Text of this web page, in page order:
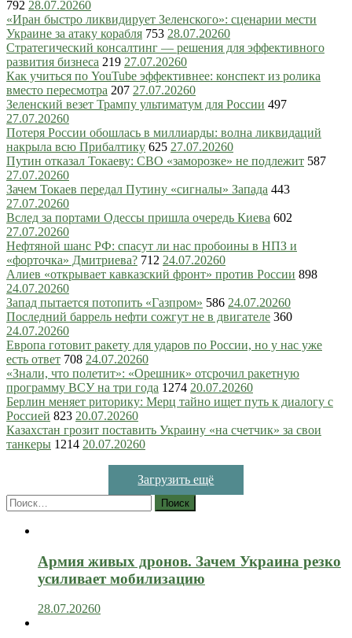
792 28.07.20260
«Иран быстро ликвидирует Зеленского»: сценарии мести
Украине за атаку корабля 753 28.07.20260
Стратегический консалтинг — решения для эффективного
развития бизнеса 219 27.07.20260
Как учиться по YouTube эффективнее: конспект из ролика
вместо пересмотра 207 27.07.20260
Зеленский везет Трампу ультиматум для России 497
27.07.20260
Потеря России обошлась в миллиарды: волна ликвидаций
накрыла всю Прибалтику 625 27.07.20260
Путин отказал Токаеву: СВО «заморозке» не подлежит 587
27.07.20260
Зачем Токаев передал Путину «сигналы» Запада 443
27.07.20260
Вслед за портами Одессы пришла очередь Киева 602
27.07.20260
Нефтяной шанс РФ: спасут ли нас пробоины в НПЗ и
«форточка» Дмитриева? 712 24.07.20260
Алиев «открывает кавказский фронт» против России 898
24.07.20260
Запад пытается потопить «Газпром» 586 24.07.20260
Последний баррель нефти сожгут не в двигателе 360
24.07.20260
Европа готовит ракету для ударов по России, но у нас уже
есть ответ 708 24.07.20260
«Знали, что полетит»: «Орешник» отсрочил ракетную
программу ВСУ на три года 1274 20.07.20260
Берлин меняет риторику: Мерц тайно ищет путь к диалогу с
Россией 823 20.07.20260
Казахстан грозит поставить Украину «на счетчик» за свои
танкеры 1214 20.07.20260
Загрузить ещё
Найти:
Армия живых дронов. Зачем Украина резко
усиливает мобилизацию
28.07.20260